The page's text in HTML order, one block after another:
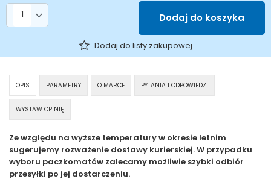
Liczba produktów
Dodaj do koszyka
Dodaj do listy zakupowej
OPIS PARAMETRY O MARCE PYTANIA I ODPOWIEDZI
WYSTAW OPINIĘ
Ze względu na wyższe temperatury w okresie letnim
sugerujemy rozważenie dostawy kurierskiej. W przypadku
wyboru paczkomatów zalecamy możliwie szybki odbiór
przesyłki po jej dostarczeniu.